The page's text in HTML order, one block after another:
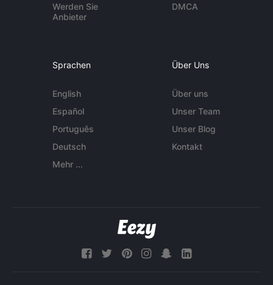
Werden Sie
Anbieter
DMCA
Sprachen
English
Español
Português
Deutsch
Mehr ...
Über Uns
Über uns
Unser Team
Unser Blog
Kontakt